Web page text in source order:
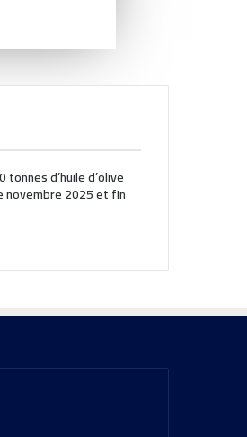
tonnes d’huile d’olive
2025 et fin